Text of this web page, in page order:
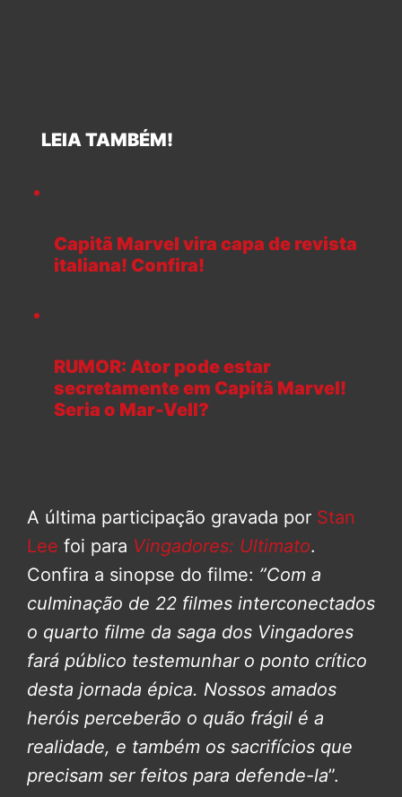
LEIA TAMBÉM!
Capitã Marvel vira capa de revista
italiana! Confira!
RUMOR: Ator pode estar
secretamente em Capitã Marvel!
Seria o Mar-Vell?
A última participação gravada por Stan
Lee foi para Vingadores: Ultimato.
Confira a sinopse do filme: ”Com a
culminação de 22 filmes interconectados
o quarto filme da saga dos Vingadores
fará público testemunhar o ponto crítico
desta jornada épica. Nossos amados
heróis perceberão o quão frágil é a
realidade, e também os sacrifícios que
precisam ser feitos para defende-la”.